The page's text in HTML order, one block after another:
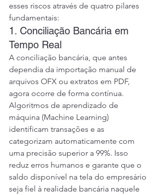
esses riscos através de quatro pilares
fundamentais:
1. Conciliação Bancária em
Tempo Real
A conciliação bancária, que antes
dependia da importação manual de
arquivos OFX ou extratos em PDF,
agora ocorre de forma contínua.
Algoritmos de aprendizado de
máquina (Machine Learning)
identificam transações e as
categorizam automaticamente com
uma precisão superior a 99%. Isso
reduz erros humanos e garante que o
saldo disponível na tela do empresário
seja fiel à realidade bancária naquele